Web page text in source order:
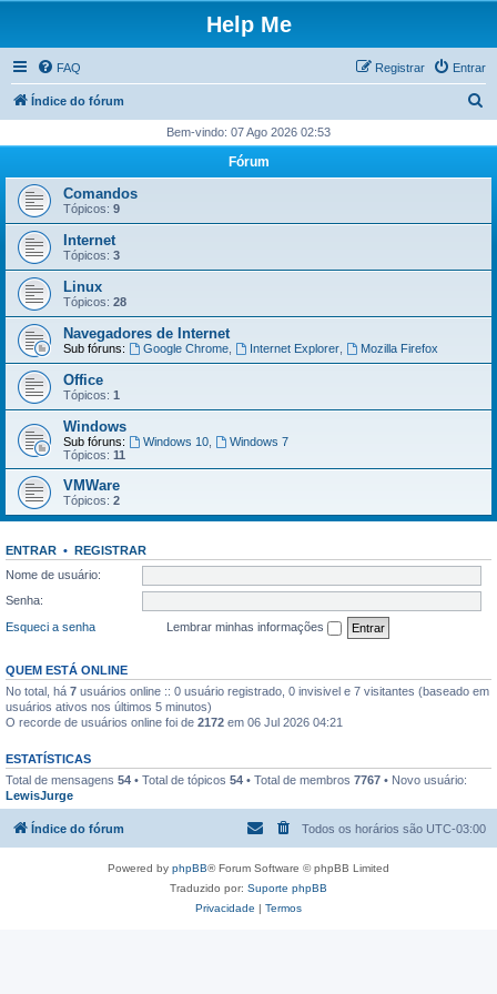
Help Me
FAQ Entrar
Registrar
Índice do fórum
q
Bem-vindo: 07 Ago 2026 02:53
Fórum
Comandos
Tópicos: 9
Internet
Tópicos: 3
Linux
Tópicos: 28
Navegadores de Internet
Sub fóruns: Google Chrome, Internet Explorer, Mozilla Firefox
Office
Tópicos: 1
Windows
Sub fóruns: Windows 10,
Windows 7
Tópicos: 11
VMWare
Tópicos: 2
ENTRAR • REGISTRAR
Nome de usuário:
Senha:
Esqueci a senha
Lembrar minhas informações
QUEM ESTÁ ONLINE
No total, há 7 usuários online :: 0 usuário registrado, 0 invisivel e 7 visitantes (baseado em
usuários ativos nos últimos 5 minutos)
O recorde de usuários online foi de 2172 em 06 Jul 2026 04:21
ESTATÍSTICAS
Total de mensagens 54 • Total de tópicos 54 • Total de membros 7767 • Novo usuário:
LewisJurge
Índice do fórum Todos os horários são UTC-03:00
Powered by phpBB® Forum Software © phpBB Limited
Traduzido por: Suporte phpBB
Privacidade | Termos